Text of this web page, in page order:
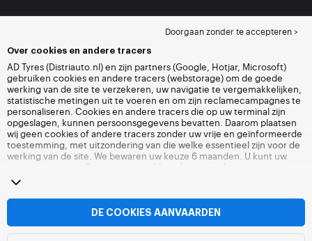
Doorgaan zonder te accepteren >
Over cookies en andere tracers
AD Tyres (Distriauto.nl) en zijn partners (Google, Hotjar, Microsoft)
gebruiken cookies en andere tracers (webstorage) om de goede
werking van de site te verzekeren, uw navigatie te vergemakkelijken,
statistische metingen uit te voeren en om zijn reclamecampagnes te
personaliseren. Cookies en andere tracers die op uw terminal zijn
opgeslagen, kunnen persoonsgegevens bevatten. Daarom plaatsen
wij geen cookies of andere tracers zonder uw vrije en geïnformeerde
toestemming, met uitzondering van die welke essentieel zijn voor de
werking van de site. We bewaren uw keuze 6 maanden. U kunt uw
toestemming op elk moment intrekken door naar de pagina over
cookies en andere tracers
surfen zonder het deponeren van cookies of andere tracers te
aanvaarden. Weigering verhindert de toegang tot diensten niet
Distriauto.nl. Voor meer informatie,bezoek de cookies en andere
tracers
DE COOKIES AANVAARDEN